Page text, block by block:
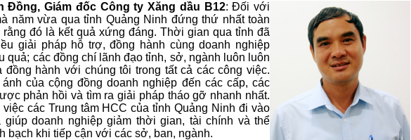
Đồng, Giám đốc Công ty Xăng dầu B12: Đối với
năm vừa qua tỉnh Quảng Ninh đứng thứ nhất toàn
rằng đó là kết quả xứng đáng. Thời gian qua tỉnh đã
giải pháp hỗ trợ, đồng hành cùng doanh nghiệp
quả; các đồng chí lãnh đạo tỉnh, sở, ngành luôn luôn
đồng hành với chúng tôi trong tất cả các công việc.
của cộng đồng doanh nghiệp đến các cấp, các
phản hồi và tìm ra giải pháp tháo gỡ nhanh nhất.
việc các Trung tâm HCC của tỉnh Quảng Ninh đi vào
giúp doanh nghiệp giảm thời gian, tài chính và thể
bạch khi tiếp cận với các sở, ban, ngành.